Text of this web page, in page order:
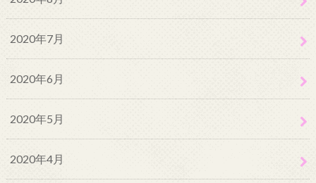
2020年7月
2020年6月
2020年5月
2020年4月